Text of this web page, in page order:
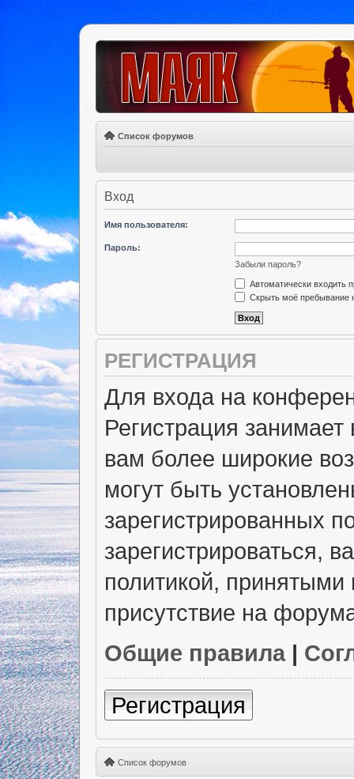
Список форумов
Вход
Имя пользователя:
Пароль:
Забыли пароль?
Автоматически входить
Скрыть моё пребывание
РЕГИСТРАЦИЯ
Для входа на
Регистрация занимает
вам более широкие
могут быть
зарегистрированных
зарегистрироваться,
политикой,
присутствие на
Общие правила|
Регистрация
Список форумов